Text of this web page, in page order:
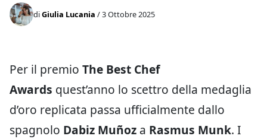
diGiulia Lucania / 3 Ottobre 2025
Per il premio The Best Chef
Awards quest’anno lo scettro della medaglia
d’oro replicata passa ufficialmente dallo
spagnolo Dabiz Muñoz a Rasmus Munk. I